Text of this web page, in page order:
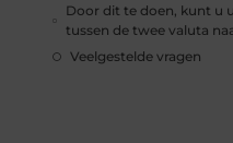
Door dit te doen, kunt u
tussen de twee valuta
Veelgestelde vragen